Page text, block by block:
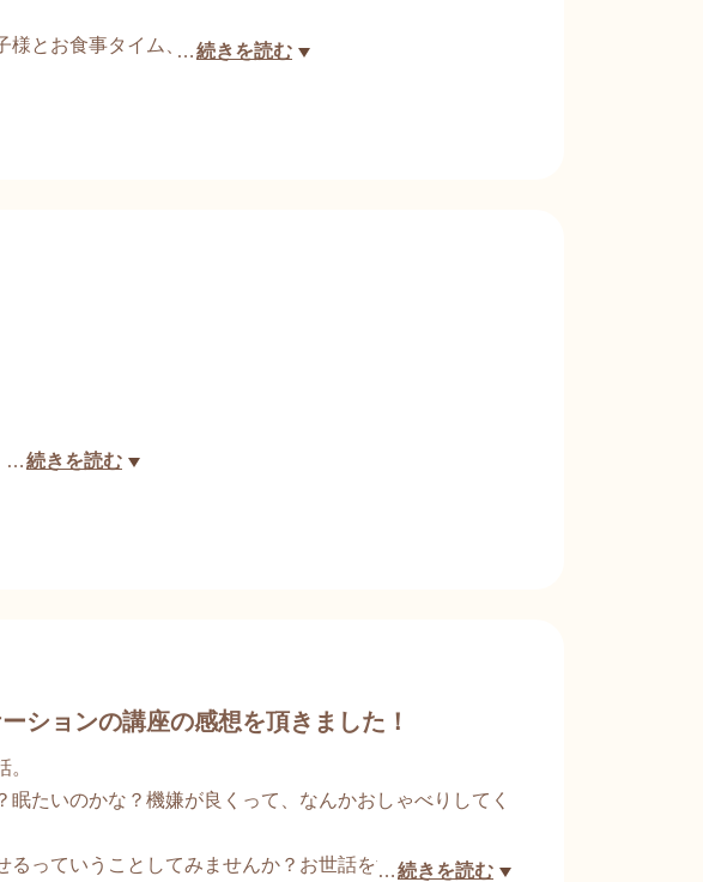
様とお食事タイム、実食まで(^▽^)/
同窓会」も始まります〜
…続きを読む
…続きを読む
ションの講座の感想を頂きました！
たいのかな？機嫌が良くって、なんかおしゃべりしてく
るっていうことしてみませんか？お世話をする大人にも、
…続きを読む